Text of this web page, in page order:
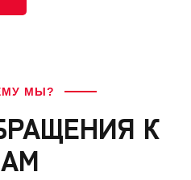
МЫ?
К